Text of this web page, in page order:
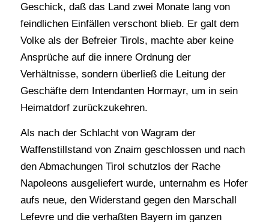
Geschick, daß das Land zwei Monate lang von
feindlichen Einfällen verschont blieb. Er galt dem
Volke als der Befreier Tirols, machte aber keine
Ansprüche auf die innere Ordnung der
Verhältnisse, sondern überließ die Leitung der
Geschäfte dem Intendanten Hormayr, um in sein
Heimatdorf zurückzukehren.
Als nach der Schlacht von Wagram der
Waffenstillstand von Znaim geschlossen und nach
den Abmachungen Tirol schutzlos der Rache
Napoleons ausgeliefert wurde, unternahm es Hofer
aufs neue, den Widerstand gegen den Marschall
Lefevre und die verhaßten Bayern im ganzen